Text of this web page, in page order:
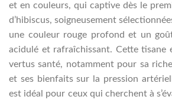
et en couleurs, qui captive dès le
d’hibiscus, soigneusement
une couleur rouge profond et un
acidulé et rafraîchissant. Cette tisane
vertus santé, notamment pour sa
et ses bienfaits sur la pression
est idéal pour ceux qui cherchent à